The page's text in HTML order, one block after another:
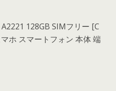
128GB SIMフリー [C
ホ スマートフォン 本体 端